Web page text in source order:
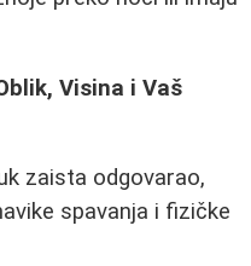
Visina i Vaš
zaista odgovarao,
spavanja i fizičke